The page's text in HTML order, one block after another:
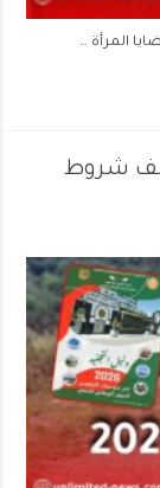
المرأة …
تكشف شروط